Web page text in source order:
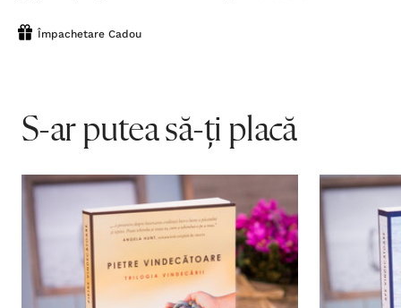
Împachetare Cadou
S-ar putea să-ți placă